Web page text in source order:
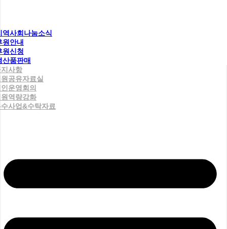
역사회나눔소식
원안내
원신청
산품판매
사항
공유자료실
운영회의
역량강화
사업&수탁자료